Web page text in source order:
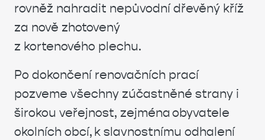
rovněž nahradit nepůvodní dřevěný kříž
za nově zhotovený
z kortenového plechu.
Po dokončení renovačních prací
pozveme všechny zúčastněné strany i
širokou veřejnost, zejména obyvatele
okolních obcí, k slavnostnímu odhalení